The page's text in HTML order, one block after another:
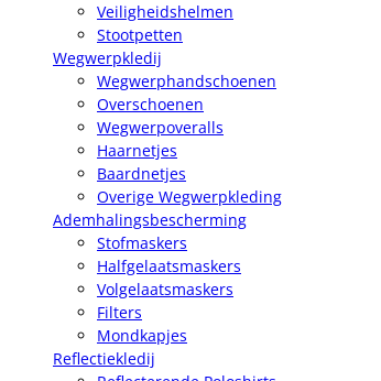
Veiligheidshelmen
Stootpetten
Wegwerpkledij
Wegwerphandschoenen
Overschoenen
Wegwerpoveralls
Haarnetjes
Baardnetjes
Overige Wegwerpkleding
Ademhalingsbescherming
Stofmaskers
Halfgelaatsmaskers
Volgelaatsmaskers
Filters
Mondkapjes
Reflectiekledij